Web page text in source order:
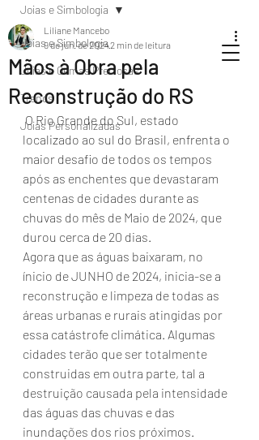
WhatsApp
Joias e Simbologia
Joias e Gemas Preciosas
Trends
Joias Personalizadas
Joias e Simbologia
Mãos à Obra pela
Reconstrução do RS
Liliane Mancebo
9 de jun. de 20242 min de leitura
localizado ao sul do Brasil, enfrenta o
maior desafio de todos os tempos
após as enchentes que devastaram
centenas de cidades durante as
chuvas do mês de Maio de 2024, que
durou cerca de 20 dias.
Agora que as águas baixaram, no
ínicio de JUNHO de 2024, inicia-se a
reconstrução e limpeza de todas as
áreas urbanas e rurais atingidas por
essa catástrofe climática. Algumas
cidades terão que ser totalmente
construidas em outra parte, tal a
destruição causada pela intensidade
das águas das chuvas e das
inundações dos rios próximos.